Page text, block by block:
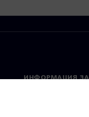
ИНФОРМАЦИЯ ЗА